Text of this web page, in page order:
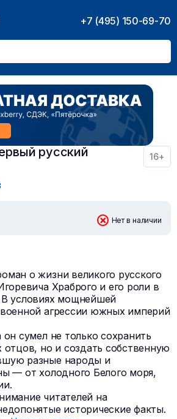
+7 (495) 150-69-70
русский
16+
Нет в наличии
о жизни великого русского
Храброго и его роли в
условиях мощнейшей
агрессии южных империй
он сумел не только сохранить
отцов, но и создать собственную
разные народы и
— от холодного Белого моря,
читателей на
исторические факты.